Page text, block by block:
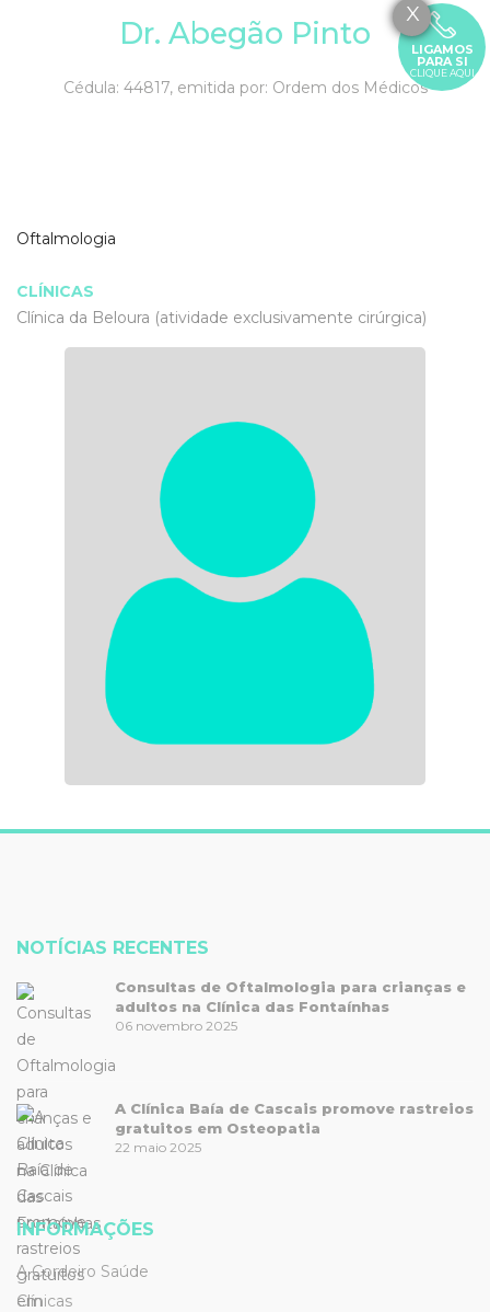
X
LIGAMOS
PARA SI
CLIQUE AQUI
Dr. Abegão Pinto
Cédula: 44817, emitida por: Ordem dos Médicos
Oftalmologia
CLÍNICAS
Clínica da Beloura (atividade exclusivamente cirúrgica)
NOTÍCIAS RECENTES
Consultas de Oftalmologia para crianças e
adultos na Clínica das Fontaínhas
06 novembro 2025
A Clínica Baía de Cascais promove rastreios
gratuitos em Osteopatia
22 maio 2025
INFORMAÇÕES
A Cordeiro Saúde
Clínicas